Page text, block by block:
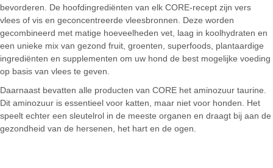
bevorderen. De hoofdingrediënten van elk CORE-recept zijn vers
vlees of vis en geconcentreerde vleesbronnen. Deze worden
gecombineerd met matige hoeveelheden vet, laag in koolhydraten en
een unieke mix van gezond fruit, groenten, superfoods, plantaardige
ingrediënten en supplementen om uw hond de best mogelijke voeding
op basis van vlees te geven.
Daarnaast bevatten alle producten van CORE het aminozuur taurine.
Dit aminozuur is essentieel voor katten, maar niet voor honden. Het
speelt echter een sleutelrol in de meeste organen en draagt ​​bij aan de
gezondheid van de hersenen, het hart en de ogen.